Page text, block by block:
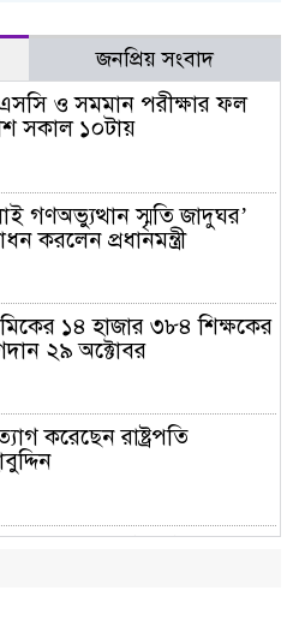
জনপ্রিয় সংবাদ
ও সমমান পরীক্ষার ফল
সকাল ১০টায়
গণঅভ্যুত্থান স্মৃতি জাদুঘর’
করলেন প্রধানমন্ত্রী
১৪ হাজার ৩৮৪ শিক্ষকের
২৯ অক্টোবর
করেছেন রাষ্ট্রপতি